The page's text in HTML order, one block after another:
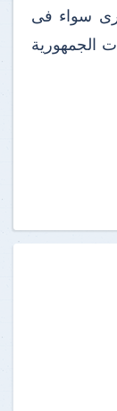
سواء فى
الجمهورية